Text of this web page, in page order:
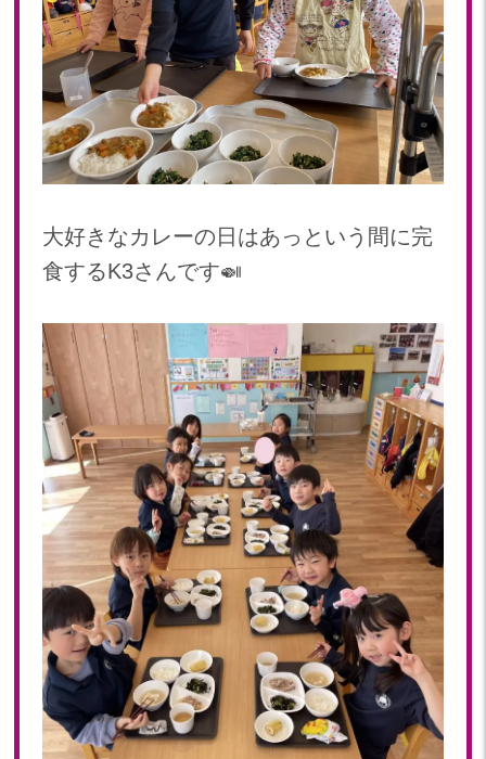
大好きなカレーの日はあっという間に完
食するK3さんです🍛